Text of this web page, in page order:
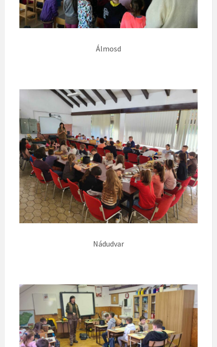
Álmosd
Nádudvar